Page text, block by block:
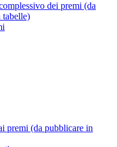
dei premi (da
tabelle)
premi (da pubblicare in